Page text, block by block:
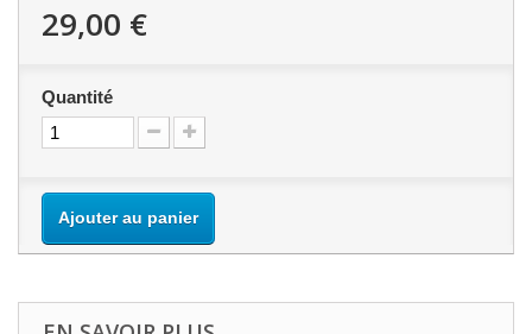
29,00 €
Quantité
Ajouter au panier